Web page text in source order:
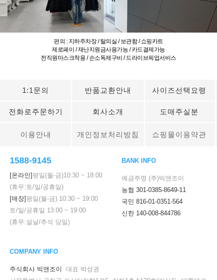
편의 : 지하주차장 / 탈의실 / 보관함 / 쇼핑카트
제로페이 / 재난지원금사용가능 / 카드결제가능
전직원마스크착용 / 손소독제구비 / 드라이브픽업서비스
1:1문의 반품교환안내 사이즈선택요령
전화로주문하기 회사소개 도매주실분
이용안내 개인정보처리방침 쇼핑몰이용약관
1588-9145
[온라인]평일(월-금)10:30 ~ 18:00
(휴무:토/일/공휴일)
[매장]평일(월-금) 10:30 ~ 19:00
토/일/공휴일 13:00 ~ 19:00
(휴무:설날/추석 당일)
BANK INFO
예금주명 (주)빅앤조이
농협 301-0385-8649-11
국민 816-01-0351-564
신한 140-008-844786
COMPANY INFO
주식회사 빅앤조이
대표 박성권